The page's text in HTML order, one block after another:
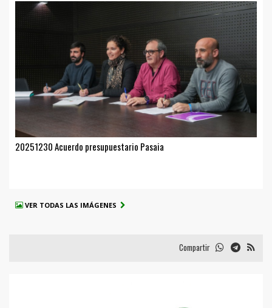
20251230 Acuerdo presupuestario Pasaia
VER TODAS LAS IMÁGENES
Compartir